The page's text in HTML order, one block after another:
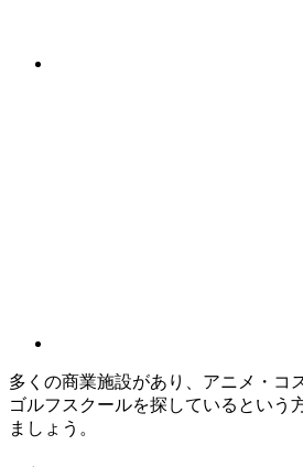
多くの商業施設があり、アニメ・コ
ゴルフスクールを探しているという
ましょう。